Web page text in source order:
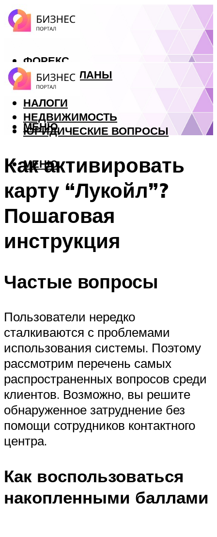
ФОРЕКС
БИЗНЕС ПЛАНЫ
КРЕДИТЫ
НАЛОГИ
НЕДВИЖИМОСТЬ
ЮРИДИЧЕСКИЕ ВОПРОСЫ
МЕНЮ
МЕНЮ
Как активировать
карту “Лукойл”?
Пошаговая
инструкция
Частые вопросы
Пользователи нередко
сталкиваются с проблемами
использования системы. Поэтому
рассмотрим перечень самых
распространенных вопросов среди
клиентов. Возможно, вы решите
обнаруженное затруднение без
помощи сотрудников контактного
центра.
Как воспользоваться
накопленными баллами